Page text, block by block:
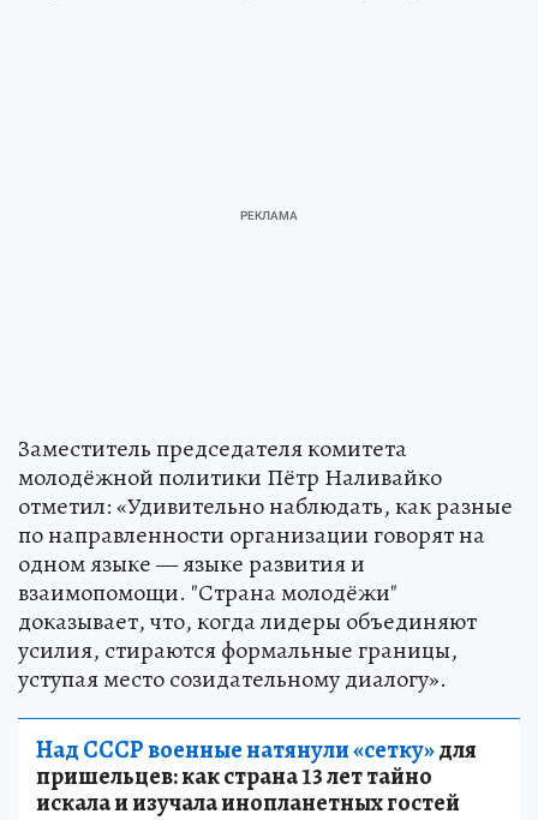
Заместитель председателя комитета
молодёжной политики Пётр Наливайко
отметил: «Удивительно наблюдать, как разные
по направленности организации говорят на
одном языке — языке развития и
взаимопомощи. "Страна молодёжи"
доказывает, что, когда лидеры объединяют
усилия, стираются формальные границы,
уступая место созидательному диалогу».
Над СССР военные натянули «сетку»для
пришельцев: как страна 13 лет тайно
искала и изучала инопланетных гостей